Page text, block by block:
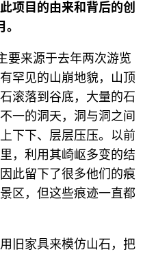
项目的由来和背后的创
要来源于去年两次游览
罕见的山崩地貌，山顶
滚落到谷底，大量的石
一的洞天，洞与洞之间
下下、层层压压。以前
，利用其崎岖多变的结
此留下了很多他们的痕
区，但这些痕迹一直都
旧家具来模仿山石，把